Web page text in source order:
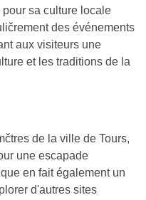
sa culture locale
des événements
aux visiteurs une
et les traditions de la
de la ville de Tours,
une escapade
en fait également un
d'autres sites